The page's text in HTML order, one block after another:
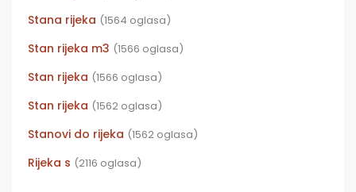
Stana rijeka (1564 oglasa)
Stan rijeka m3 (1566 oglasa)
Stan rijeka (1566 oglasa)
Stan rijeka (1562 oglasa)
Stanovi do rijeka (1562 oglasa)
Rijeka s (2116 oglasa)